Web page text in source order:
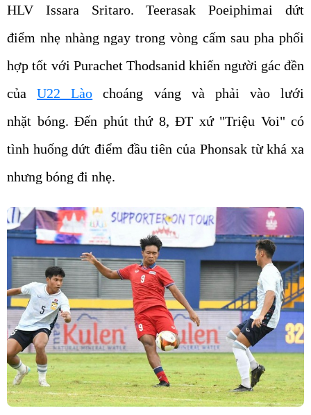
HLV Issara Sritaro. Teerasak Poeiphimai dứt
điểm nhẹ nhàng ngay trong vòng cấm sau pha phối
hợp tốt với Purachet Thodsanid khiến người gác đền
củaU22 Lào choáng váng và phải vào lưới
nhặt bóng. Đến phút thứ 8, ĐT xứ "Triệu Voi" có
tình huống dứt điểm đầu tiên của Phonsak từ khá xa
nhưng bóng đi nhẹ.